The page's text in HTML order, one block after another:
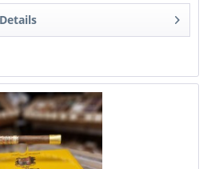
Details